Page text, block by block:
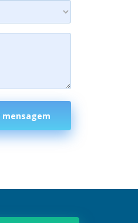
mensagem